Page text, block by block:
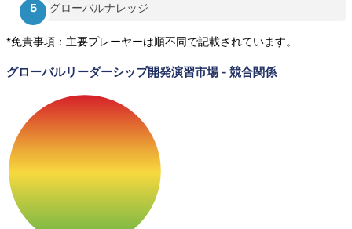
グローバルナレッジ
*免責事項：主要プレーヤーは順不同で記載されています。
グローバルリーダーシップ開発演習市場- 競合関係